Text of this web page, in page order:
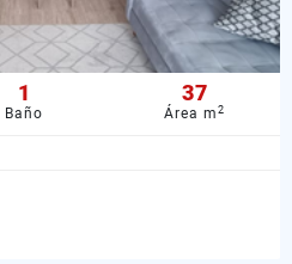
1
Baño
37
Área m2